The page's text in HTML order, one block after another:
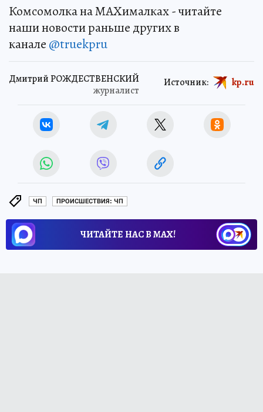
Комсомолка на MAXималках - читайте
наши новости раньше других в
канале @truekpru
Дмитрий РОЖДЕСТВЕНСКИЙ
журналист
Источник: kp.ru
ЧП ПРОИСШЕСТВИЯ: ЧП
ЧИТАЙТЕ НАС В МАХ!